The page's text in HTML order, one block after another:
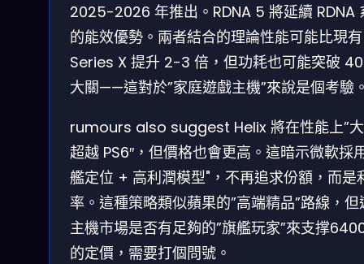
2025-2026 年推出。RDNA 5 將延續 RDNA
的能效優勢。兩者結合的理論性能可能比現有
Series X 提升 2-3 倍，但功耗也可能突破
大關——這對於”家庭遊戲主機”來說是個考驗
rumours also suggest Helix 將在性能上”
超越 PS6″，但價格也會更高。這暗示微軟採
艦定位 + 高利潤模型"，不再追求份額，而是
率。這種策略類似蘋果的”高端精品”路線，但
主機市場是否有足夠的”旗艦玩家”來支撑
的定價，需要打個問號。